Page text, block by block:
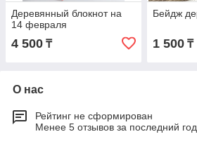
Деревянный блокнот на
14 февраля
4 500 ₸
Бейдж
1 500₸
О нас
Рейтинг не сформирован
Менее 5 отзывов за последний год